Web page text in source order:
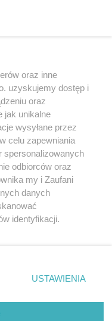
z portali
sięz nami
oraz inne
uzyskujemy dostęp i
oraz
jak unikalne
wysyłane przez
celu zapewniania
spersonalizowanych
odbiorców oraz
my i Zaufani
danych
identyfikacji.
prywatności
strony
zgody
się takiemu
USTAWIENIA